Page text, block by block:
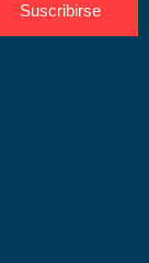
Suscribirse